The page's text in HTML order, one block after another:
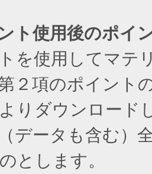
ト使用後のポイ
を使用してマテ
２項のポイント
りダウンロード
データも含む）
とします。